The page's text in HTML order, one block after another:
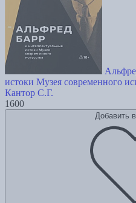
истоки Музея современного
Кантор С.Г.
1600
Добавить